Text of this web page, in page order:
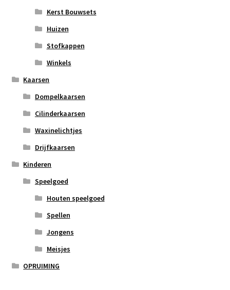
Kerst Bouwsets
Huizen
Stofkappen
Winkels
Kaarsen
Dompelkaarsen
Cilinderkaarsen
Waxinelichtjes
Drijfkaarsen
Kinderen
Speelgoed
Houten speelgoed
Spellen
Jongens
Meisjes
OPRUIMING